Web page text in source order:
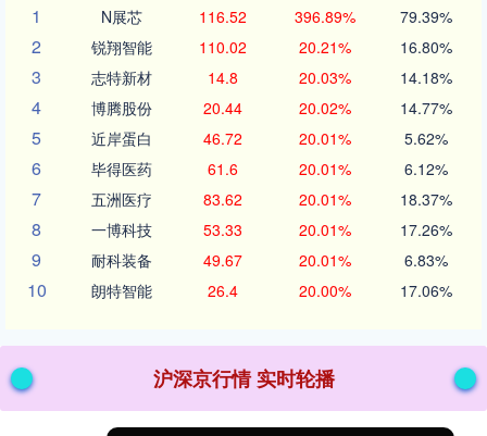
1
N展芯 116.52 396.89% 79.39%
2 锐翔智能 110.02 20.21% 16.80%
3 志特新材 14.8 20.03% 14.18%
4 博腾股份 20.44 20.02% 14.77%
5 近岸蛋白 46.72 20.01% 5.62%
6 毕得医药 61.6 20.01% 6.12%
7 五洲医疗 83.62 20.01% 18.37%
8 一博科技 53.33 20.01% 17.26%
9 耐科装备 49.67 20.01% 6.83%
10 朗特智能 26.4 20.00% 17.06%
沪深京行情 实时轮播